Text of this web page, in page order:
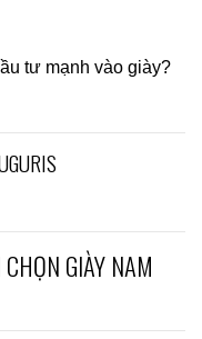
tư mạnh vào giày?
GIÀY NAM